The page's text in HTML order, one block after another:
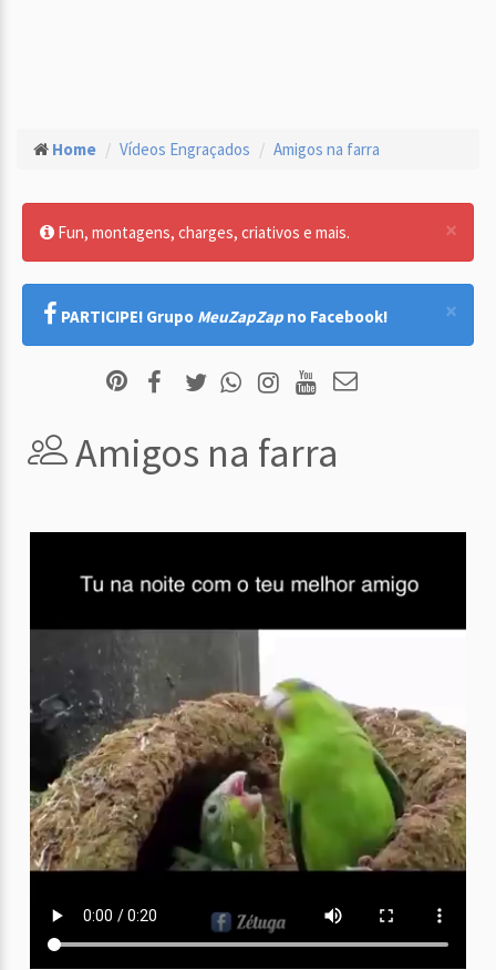
Home Vídeos Engraçados Amigos na farra
×
Fun, montagens, charges, criativos e mais.
×
PARTICIPE! Grupo MeuZapZap no Facebook!
Amigos na farra